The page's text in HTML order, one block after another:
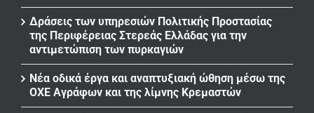
Δράσεις των υπηρεσιών Πολιτικής Προστασίας
της Περιφέρειας Στερεάς Ελλάδας για την
αντιμετώπιση των πυρκαγιών
Νέα οδικά έργα και αναπτυξιακή ώθηση μέσω της
ΟΧΕ Αγράφων και της λίμνης Κρεμαστών